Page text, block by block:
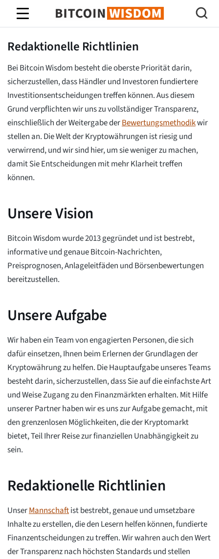
Bitcoin-Weisheit
Redaktionelle Richtlinien
Bei Bitcoin Wisdom besteht die oberste Priorität darin,
sicherzustellen, dass Händler und Investoren fundiertere
Investitionsentscheidungen treffen können. Aus diesem
Grund verpflichten wir uns zu vollständiger Transparenz,
einschließlich der Weitergabe derBewertungsmethodikwir
stellen an. Die Welt der Kryptowährungen ist riesig und
verwirrend, und wir sind hier, um sie weniger zu machen,
damit Sie Entscheidungen mit mehr Klarheit treffen
können.
Unsere Vision
Bitcoin Wisdom wurde 2013 gegründet und ist bestrebt,
informative und genaue Bitcoin-Nachrichten,
Preisprognosen, Anlageleitfäden und Börsenbewertungen
bereitzustellen.
Unsere Aufgabe
Wir haben ein Team von engagierten Personen, die sich
dafür einsetzen, Ihnen beim Erlernen der Grundlagen der
Kryptowährung zu helfen. Die Hauptaufgabe unseres Teams
besteht darin, sicherzustellen, dass Sie auf die einfachste Art
und Weise Zugang zu den Finanzmärkten erhalten. Mit Hilfe
unserer Partner haben wir es uns zur Aufgabe gemacht, mit
den grenzenlosen Möglichkeiten, die der Kryptomarkt
bietet, Teil Ihrer Reise zur finanziellen Unabhängigkeit zu
sein.
Redaktionelle Richtlinien
UnserMannschaftist bestrebt, genaue und umsetzbare
Inhalte zu erstellen, die den Lesern helfen können, fundierte
Finanzentscheidungen zu treffen. Wir wahren auch den Wert
der Transparenz nach höchsten Standards und stellen